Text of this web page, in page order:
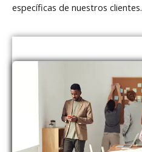
específicas de nuestros clientes.